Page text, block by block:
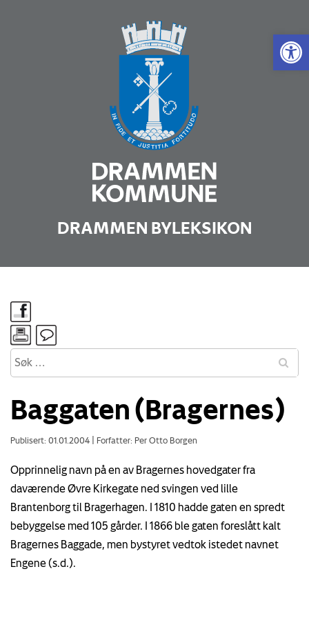
Vis
DRAMMEN BYLEKSIKON
Baggaten (Bragernes)
Publisert: 01.01.2004 Forfatter: Per Otto Borgen
Opprinnelig navn på en av Bragernes hovedgater fra
daværende Øvre Kirkegate ned svingen ved lille
Brantenborg til Bragerhagen. I 1810 hadde gaten en spredt
bebyggelse med 105 gårder. I 1866 ble gaten foreslått kalt
Bragernes Baggade, men bystyret vedtok istedet navnet
Engene (s.d.).